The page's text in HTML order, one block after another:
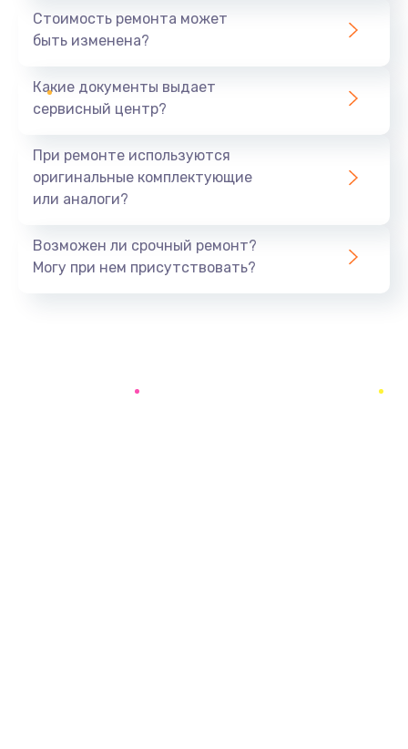
1170 руб.
Замена вебкамеры
Ремонт петель крышки
Заказать
Замена шим-контроллера
Стоимость ремонта может
быть изменена?
Какие документы выдает
сервисный центр?
При ремонте используются
оригинальные комплектующие
или аналоги?
Возможен ли срочный ремонт?
Могу при нем присутствовать?